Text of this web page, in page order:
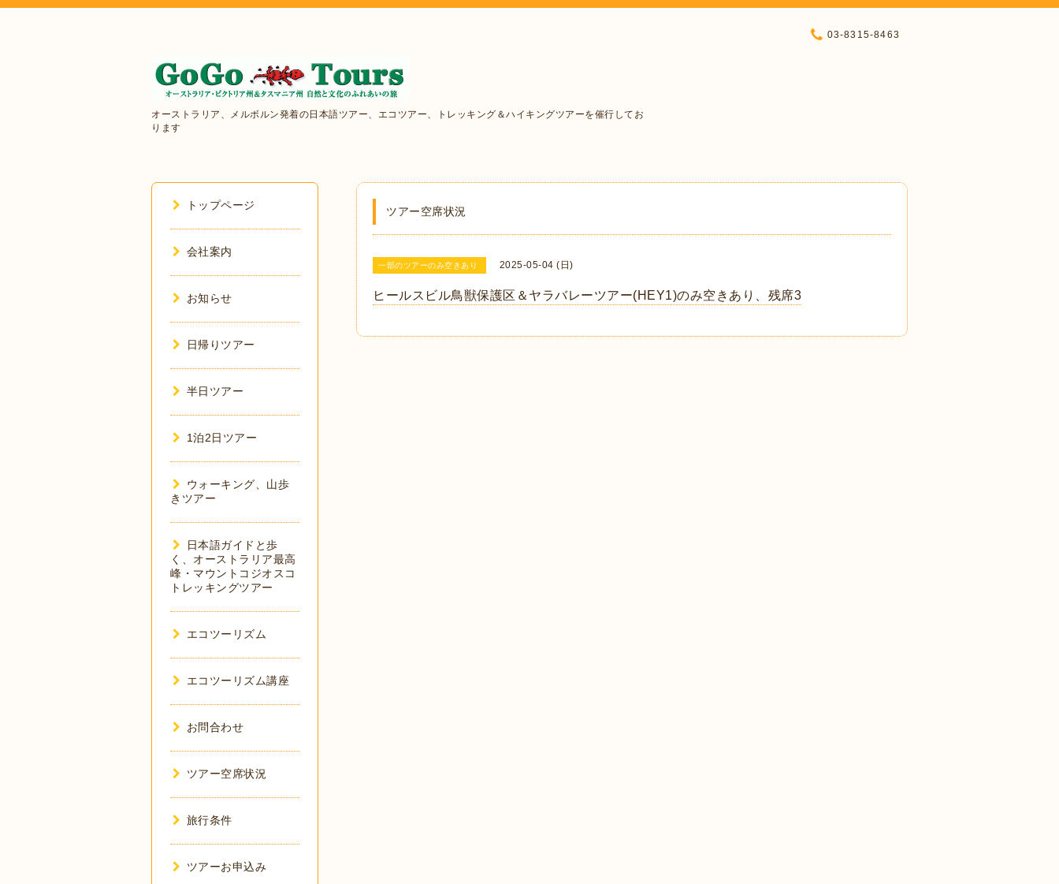
オーストラリア、メルボルン発着の日本語ツアー、エコツアー、トレッキング＆ハイキングツアーを催行してお
ります
03-8315-8463
ツアー空席状況
一部のツアーのみ空きあり 2025-05-04 (日)
ヒールスビル鳥獣保護区＆ヤラバレーツアー(HEY1)のみ空きあり、残席3
トップページ
会社案内
お知らせ
日帰りツアー
半日ツアー
1泊2日ツアー
ウォーキング、山歩
きツアー
日本語ガイドと歩
く、オーストラリア最高
峰・マウントコジオスコ
トレッキングツアー
エコツーリズム
エコツーリズム講座
お問合わせ
ツアー空席状況
旅行条件
ツアーお申込み